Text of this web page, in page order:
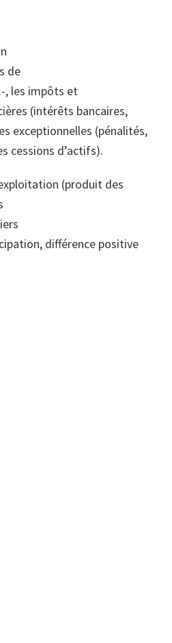
de
, les impôts et
(intérêts bancaires,
exceptionnelles (pénalités,
cessions d’actifs).
(produit des
différence positive